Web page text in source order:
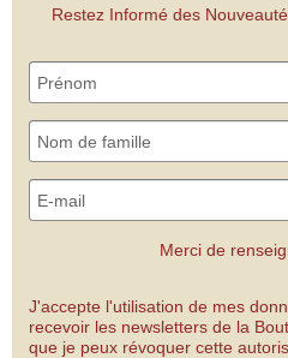
Restez Informé des
Merci de
J'accepte l'utilisation de mes
recevoir les newsletters de la
que je peux révoquer cette